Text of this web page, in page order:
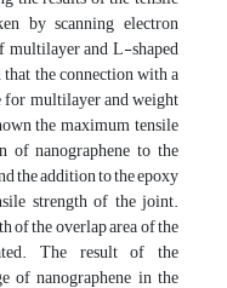
by scanning electron
multilayer and L-shaped
the connection with a
for multilayer and weight
the maximum tensile
of nanographene to the
the addition to the epoxy
strength of the joint.
of the overlap area of ​​the
The result of the
of nanographene in the